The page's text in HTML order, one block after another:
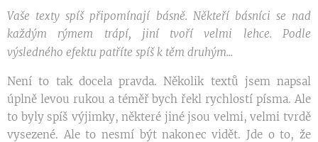
Vaše texty spíš připomínají básně. Někteří básníci se nad
každým rýmem trápí, jiní tvoří velmi lehce. Podle
výsledného efektu patříte spíš k těm druhým...
Není to tak docela pravda. Několik textů jsem napsal
úplně levou rukou a téměř bych řekl rychlostí písma. Ale
to byly spíš výjimky, některé jiné jsou velmi, velmi tvrdě
vysezené. Ale to nesmí být nakonec vidět. Jde o to, že